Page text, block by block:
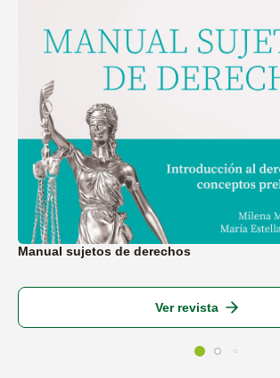
Manual sujetos de derechos
Ver revista